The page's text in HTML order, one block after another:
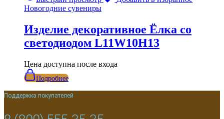
Новогодние сувениры
Изделие декоративное Ёлка со
светодиодом L11W10H13
Цена доступна после входа
Подробнее
Поддержка покупателей